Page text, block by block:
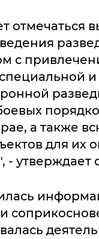
отмечаться
с
и
а также
для их
- утверждает